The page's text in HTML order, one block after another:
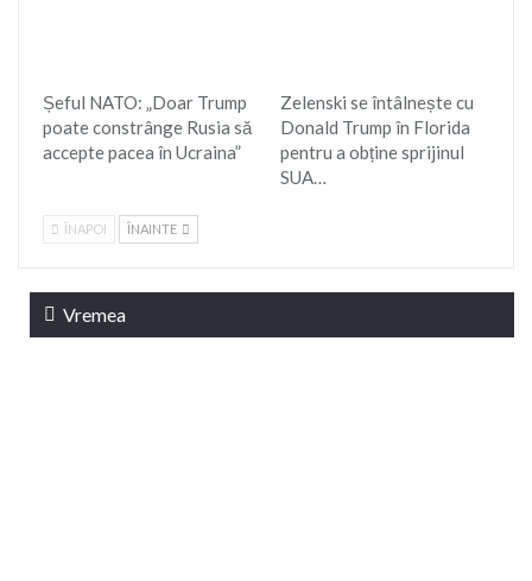
Șeful NATO: „Doar Trump
poate constrânge Rusia să
accepte pacea în Ucraina”
Zelenski se întâlnește cu
Donald Trump în Florida
pentru a obține sprijinul
SUA…
ÎNAPOI ÎNAINTE
Vremea